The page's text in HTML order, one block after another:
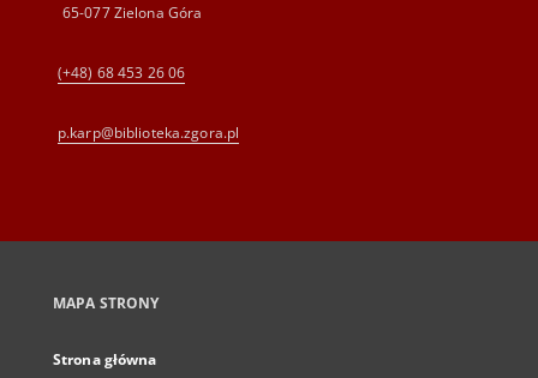
65-077 Zielona Góra
(+48) 68 453 26 06
p.karp@biblioteka.zgora.pl
MAPA STRONY
Strona główna